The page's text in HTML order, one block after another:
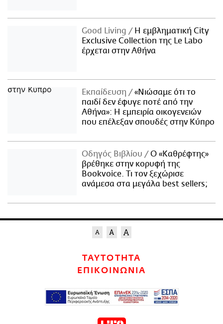
Good Living
Η εμβληματική City
Exclusive Collection της Le Labo
έρχεται στην Αθήνα
Εκπαίδευση
«Νιώσαμε ότι το
παιδί δεν έφυγε ποτέ από την
Αθήνα»: Η εμπειρία οικογενειών
που επέλεξαν σπουδές στην Κύπρο
Οδηγός Βιβλίου
Ο «Καθρέφτης»
βρέθηκε στην κορυφή της
Bookvoice. Τι τον ξεχώρισε
ανάμεσα στα μεγάλα best sellers;
ΤΑΥΤΟΤΗΤΑ
ΕΠΙΚΟΙΝΩΝΙΑ